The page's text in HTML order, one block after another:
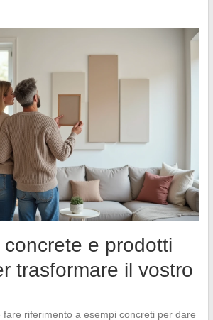
concrete e prodotti
trasformare il vostro
fare riferimento a esempi concreti per dare